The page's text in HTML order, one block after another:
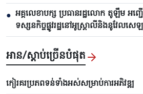
● អគ្គលេខាបក្ស ប្រធានរដ្ឋលោក តូឡឹម អ
ទស្សនកិច្ចផ្លូវរដ្ឋនៅអូស្ត្រាលីនិងនូវែលសេ
អាន/ស្តាប់ច្រើនបំផុត
កៀរគរប្រភពទន់ទាំងអស់សម្រាប់ការអភិវឌ្ឍ